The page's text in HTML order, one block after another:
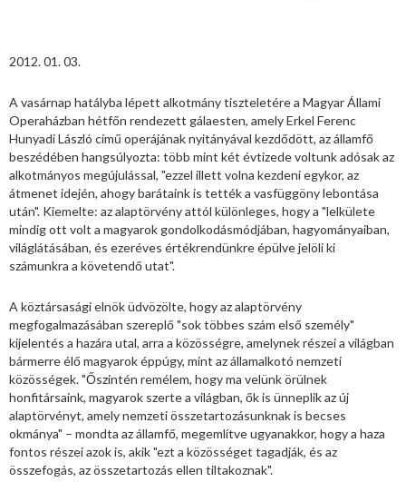
2012. 01. 03.
A vasárnap hatályba lépett alkotmány tiszteletére a Magyar Állami
Operaházban hétfőn rendezett gálaesten, amely Erkel Ferenc
Hunyadi László című operájának nyitányával kezdődött, az államfő
beszédében hangsúlyozta: több mint két évtizede voltunk adósak az
alkotmányos megújulással, "ezzel illett volna kezdeni egykor, az
átmenet idején, ahogy barátaink is tették a vasfüggöny lebontása
után". Kiemelte: az alaptörvény attól különleges, hogy a "lelkülete
mindig ott volt a magyarok gondolkodásmódjában, hagyományaiban,
világlátásában, és ezeréves értékrendünkre épülve jelöli ki
számunkra a követendő utat".
A köztársasági elnök üdvözölte, hogy az alaptörvény
megfogalmazásában szereplő "sok többes szám első személy"
kijelentés a hazára utal, arra a közösségre, amelynek részei a világban
bármerre élő magyarok éppúgy, mint az államalkotó nemzeti
közösségek. "Őszintén remélem, hogy ma velünk örülnek
honfitársaink, magyarok szerte a világban, ők is ünneplik az új
alaptörvényt, amely nemzeti összetartozásunknak is becses
okmánya" – mondta az államfő, megemlítve ugyanakkor, hogy a haza
fontos részei azok is, akik "ezt a közösséget tagadják, és az
összefogás, az összetartozás ellen tiltakoznak".